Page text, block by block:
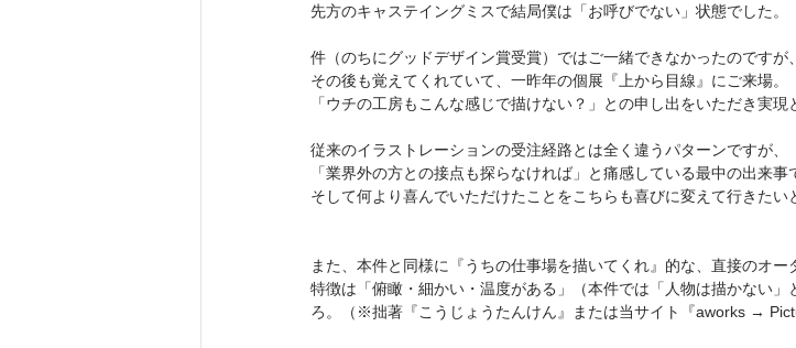
先方のキャステイングミスで結局僕は「お呼びでない」状態でした。
件（のちにグッドデザイン賞受賞）ではご一緒できなかったのですが、
その後も覚えてくれていて、一昨年の個展『上から目線』にご来場。
「ウチの工房もこんな感じで描けない？」との申し出をいただき実現
従来のイラストレーションの受注経路とは全く違うパターンですが、
「業界外の方との接点も探らなければ」と痛感している最中の出来事
そして何より喜んでいただけたことをこちらも喜びに変えて行きたい
また、本件と同様に『うちの仕事場を描いてくれ』的な、直接のオー
特徴は「俯瞰・細かい・温度がある」（本件では「人物は描かない」
ろ。（※拙著『こうじょうたんけん』または当サイト『aworks →